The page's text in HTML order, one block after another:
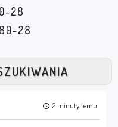
28
28
2 minuty temu